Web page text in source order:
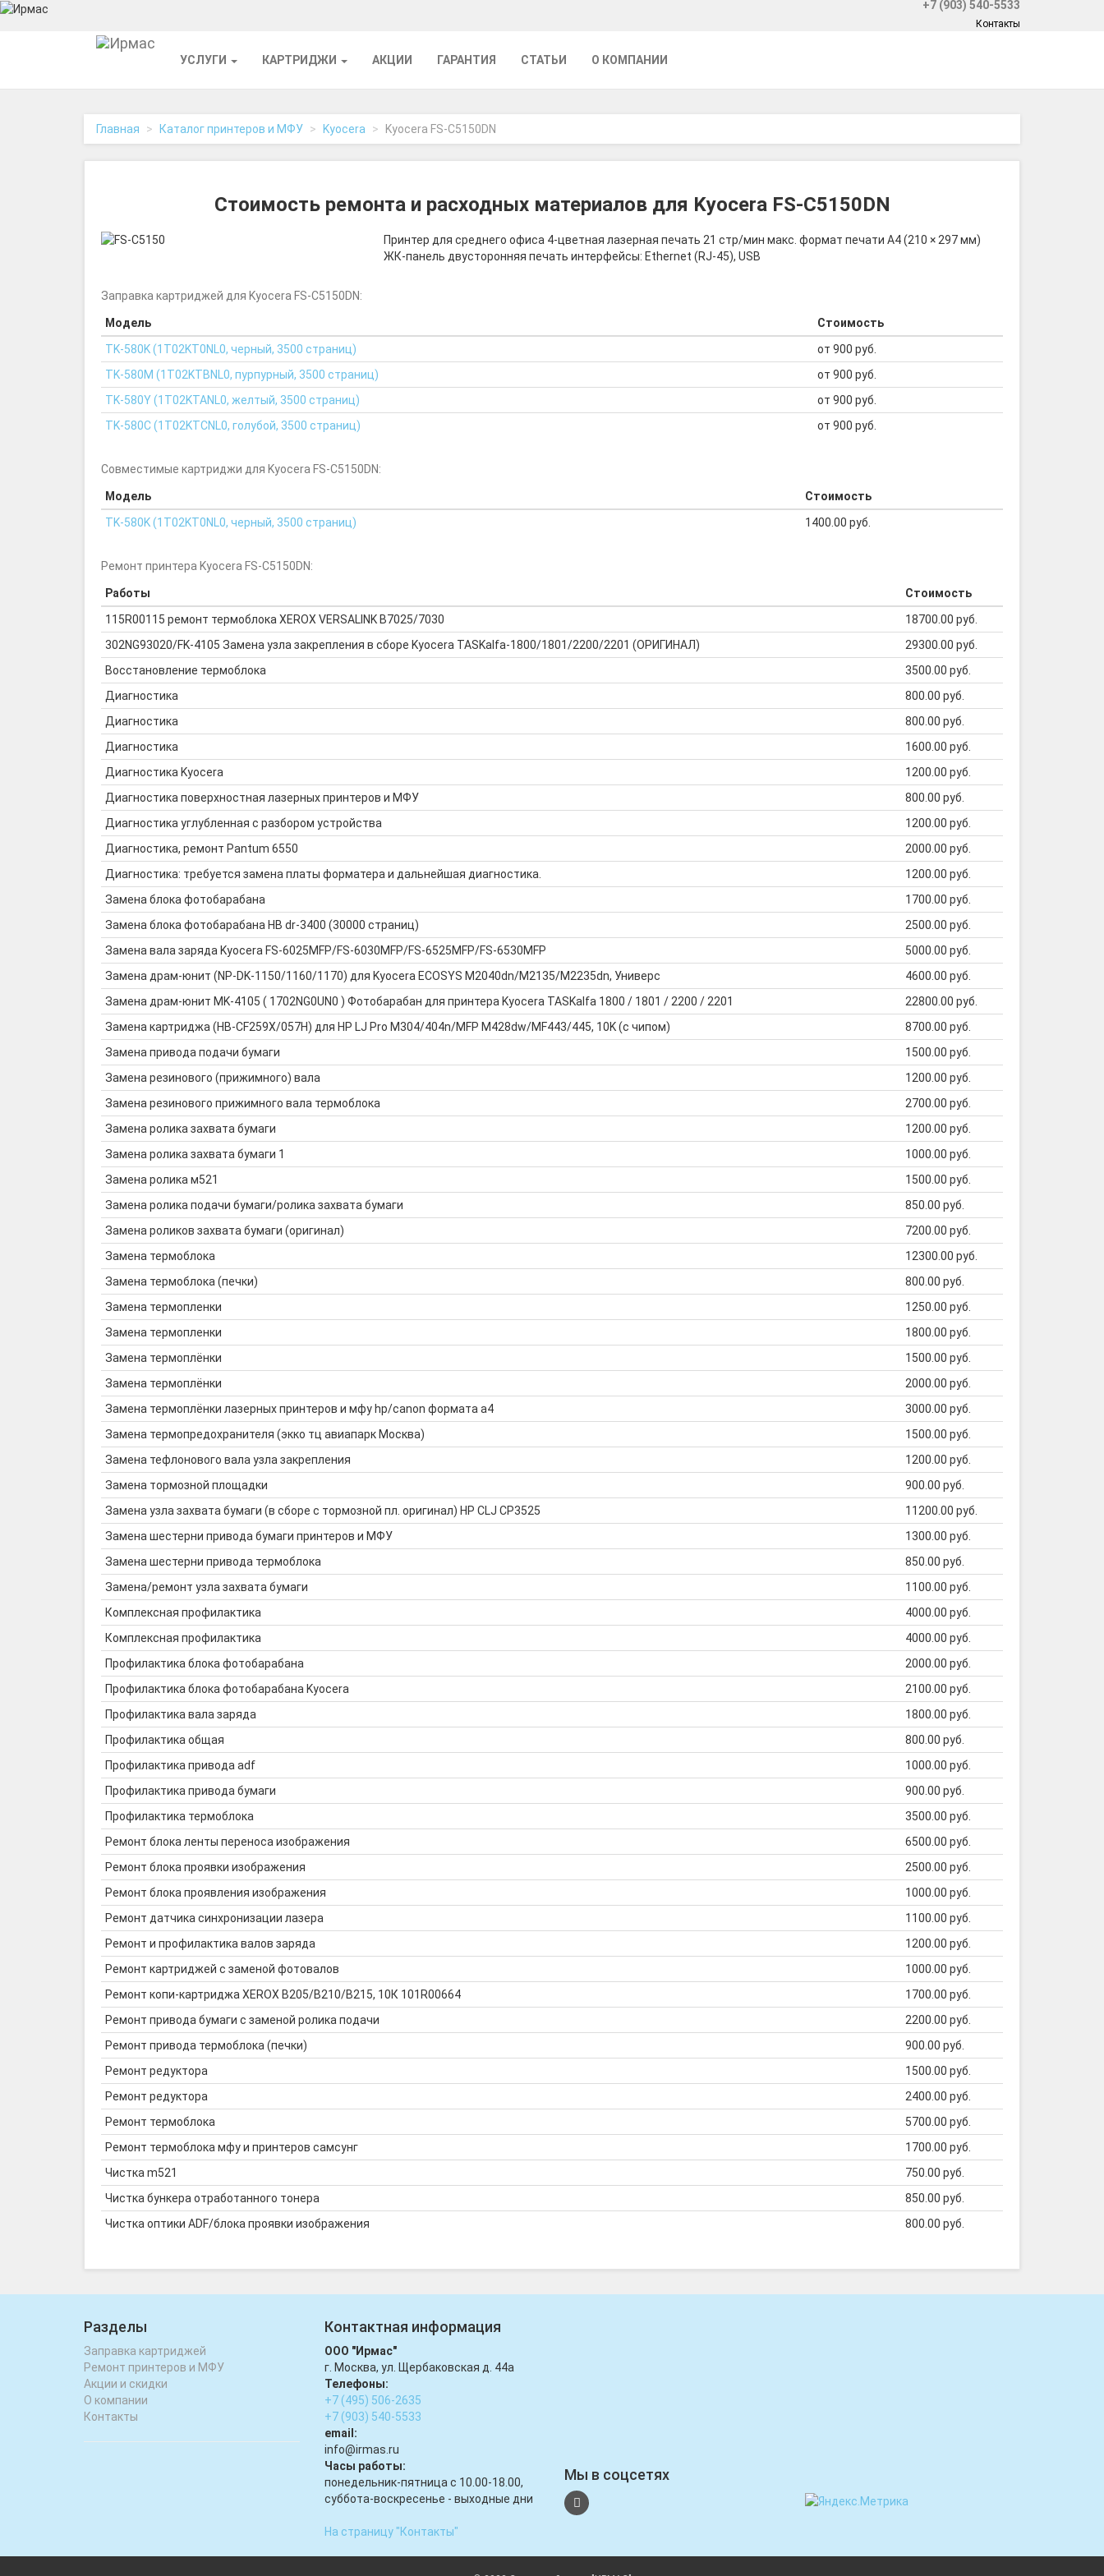
+7 (903) 540-5533
Контакты
УСЛУГИ КАРТРИДЖИ АКЦИИ ГАРАНТИЯ СТАТЬИ О КОМПАНИИ
Главная Каталог принтеров и МФУ Kyocera Kyocera FS-C5150DN
Стоимость ремонта и расходных материалов для Kyocera FS-C5150DN
Принтер для среднего офиса 4-цветная лазерная печать 21 стр/мин макс. формат печати A4 (210 × 297 мм)
ЖК-панель двусторонняя печать интерфейсы: Ethernet (RJ-45), USB
Заправка картриджей для Kyocera FS-C5150DN:
Модель
Стоимость
TK-580K (1T02KT0NL0, черный, 3500 страниц)
от 900 руб.
TK-580M (1T02KTBNL0, пурпурный, 3500 страниц)
от 900 руб.
TK-580Y (1T02KTANL0, желтый, 3500 страниц)
от 900 руб.
TK-580C (1T02KTCNL0, голубой, 3500 страниц)
от 900 руб.
Совместимые картриджи для Kyocera FS-C5150DN:
Модель
Стоимость
TK-580K (1T02KT0NL0, черный, 3500 страниц)
1400.00 руб.
Ремонт принтера Kyocera FS-C5150DN:
Работы
Стоимость
115R00115 ремонт термоблока XEROX VERSALINK B7025/7030
18700.00 руб.
302NG93020/FK-4105 Замена узла закрепления в сборе Kyocera TASKalfa-1800/1801/2200/2201 (ОРИГИНАЛ)
29300.00 руб.
Восстановление термоблока
3500.00 руб.
Диагностика
800.00 руб.
Диагностика
800.00 руб.
Диагностика
1600.00 руб.
Диагностика Kyocera
1200.00 руб.
Диагностика поверхностная лазерных принтеров и МФУ
800.00 руб.
Диагностика углубленная с разбором устройства
1200.00 руб.
Диагностика, ремонт Pantum 6550
2000.00 руб.
Диагностика: требуется замена платы форматера и дальнейшая диагностика.
1200.00 руб.
Замена блока фотобарабана
1700.00 руб.
Замена блока фотобарабана HB dr-3400 (30000 страниц)
2500.00 руб.
Замена вала заряда Kyocera FS-6025MFP/FS-6030MFP/FS-6525MFP/FS-6530MFP
5000.00 руб.
Замена драм-юнит (NP-DK-1150/1160/1170) для Kyocera ECOSYS M2040dn/M2135/M2235dn, Универс
4600.00 руб.
Замена драм-юнит MK-4105 ( 1702NG0UN0 ) Фотобарабан для принтера Kyocera TASKalfa 1800 / 1801 / 2200 / 2201
22800.00 руб.
Замена картриджа (HB-CF259X/057H) для HP LJ Pro M304/404n/MFP M428dw/MF443/445, 10K (с чипом)
8700.00 руб.
Замена привода подачи бумаги
1500.00 руб.
Замена резинового (прижимного) вала
1200.00 руб.
Замена резинового прижимного вала термоблока
2700.00 руб.
Замена ролика захвата бумаги
1200.00 руб.
Замена ролика захвата бумаги 1
1000.00 руб.
Замена ролика м521
1500.00 руб.
Замена ролика подачи бумаги/ролика захвата бумаги
850.00 руб.
Замена роликов захвата бумаги (оригинал)
7200.00 руб.
Замена термоблока
12300.00 руб.
Замена термоблока (печки)
800.00 руб.
Замена термопленки
1250.00 руб.
Замена термопленки
1800.00 руб.
Замена термоплёнки
1500.00 руб.
Замена термоплёнки
2000.00 руб.
Замена термоплёнки лазерных принтеров и мфу hp/canon формата а4
3000.00 руб.
Замена термопредохранителя (экко тц авиапарк Москва)
1500.00 руб.
Замена тефлонового вала узла закрепления
1200.00 руб.
Замена тормозной площадки
900.00 руб.
Замена узла захвата бумаги (в сборе с тормозной пл. оригинал) HP CLJ CP3525
11200.00 руб.
Замена шестерни привода бумаги принтеров и МФУ
1300.00 руб.
Замена шестерни привода термоблока
850.00 руб.
Замена/ремонт узла захвата бумаги
1100.00 руб.
Комплексная профилактика
4000.00 руб.
Комплексная профилактика
4000.00 руб.
Профилактика блока фотобарабана
2000.00 руб.
Профилактика блока фотобарабана Kyocera
2100.00 руб.
Профилактика вала заряда
1800.00 руб.
Профилактика общая
800.00 руб.
Профилактика привода adf
1000.00 руб.
Профилактика привода бумаги
900.00 руб.
Профилактика термоблока
3500.00 руб.
Ремонт блока ленты переноса изображения
6500.00 руб.
Ремонт блока проявки изображения
2500.00 руб.
Ремонт блока проявления изображения
1000.00 руб.
Ремонт датчика синхронизации лазера
1100.00 руб.
Ремонт и профилактика валов заряда
1200.00 руб.
Ремонт картриджей с заменой фотовалов
1000.00 руб.
Ремонт копи-картриджа XEROX B205/B210/B215, 10К 101R00664
1700.00 руб.
Ремонт привода бумаги с заменой ролика подачи
2200.00 руб.
Ремонт привода термоблока (печки)
900.00 руб.
Ремонт редуктора
1500.00 руб.
Ремонт редуктора
2400.00 руб.
Ремонт термоблока
5700.00 руб.
Ремонт термоблока мфу и принтеров самсунг
1700.00 руб.
Чистка m521
750.00 руб.
Чистка бункера отработанного тонера
850.00 руб.
Чистка оптики ADF/блока проявки изображения
800.00 руб.
Разделы
Заправка картриджей
Ремонт принтеров и МФУ
Акции и скидки
О компании
Контакты
Контактная информация
ООО "Ирмас"
г. Москва, ул. Щербаковская д. 44а
Телефоны:
+7 (495) 506-2635
+7 (903) 540-5533
email:
infо@irmas.ru
Часы работы:
понедельник-пятница с 10.00-18.00,
суббота-воскресенье - выходные дни
На страницу "Контакты"
Мы в соцсетях